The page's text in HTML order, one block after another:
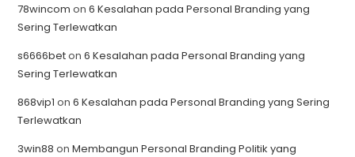
78wincom on6 Kesalahan pada Personal Branding yang
Sering Terlewatkan
s6666beton6 Kesalahan pada Personal Branding yang
Sering Terlewatkan
868vip1 on6 Kesalahan pada Personal Branding yang Sering
Terlewatkan
3win88 onMembangun Personal Branding Politik yang